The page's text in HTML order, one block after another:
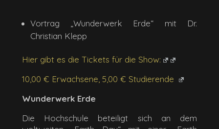
Vortrag „Wunderwerk Erde“ mit Dr.
Christian Klepp
Hier gibt es die Tickets für die Show:
10,00 € Erwachsene, 5,00 € Studierende
Wunderwerk Erde
Die Hochschule beteiligt sich an dem